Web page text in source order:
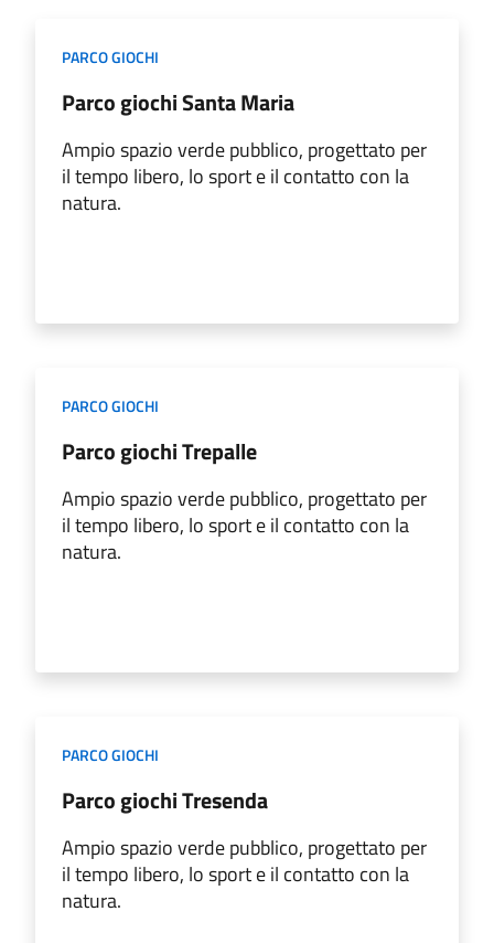
PARCO GIOCHI
Parco giochi Santa Maria
Ampio spazio verde pubblico, progettato per
il tempo libero, lo sport e il contatto con la
natura.
PARCO GIOCHI
Parco giochi Trepalle
Ampio spazio verde pubblico, progettato per
il tempo libero, lo sport e il contatto con la
natura.
PARCO GIOCHI
Parco giochi Tresenda
Ampio spazio verde pubblico, progettato per
il tempo libero, lo sport e il contatto con la
natura.